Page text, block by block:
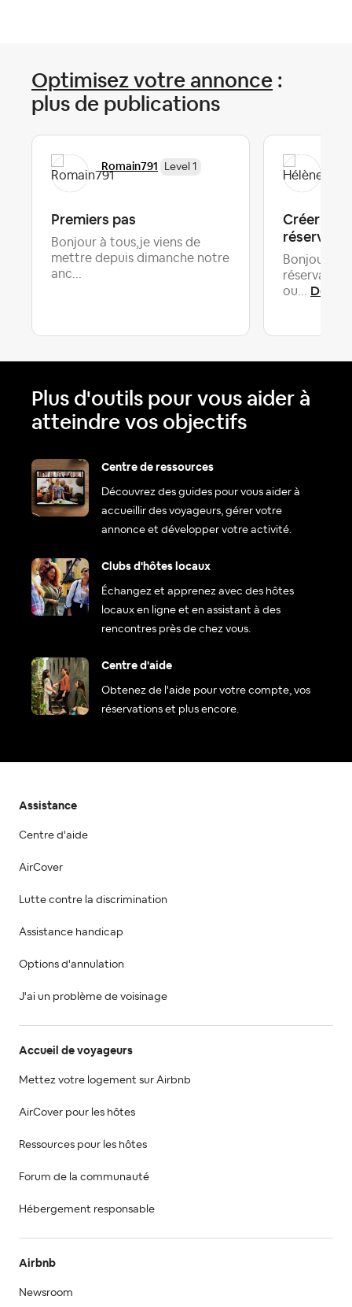
Optimisez votre annonce :
plus de publications
Romain791 Level 1
Premiers pas
Bonjour à tous,je viens de
mettre depuis dimanche notre
anc...
Créer des
Bonjour,Je
ou...
Plus d'outils pour vous aider à
atteindre vos objectifs
Centre de ressources
Découvrez des guides pour vous aider à
accueillir des voyageurs, gérer votre
annonce et développer votre activité.
Clubs d'hôtes locaux
Échangez et apprenez avec des hôtes
locaux en ligne et en assistant à des
rencontres près de chez vous.
Centre d'aide
Obtenez de l'aide pour votre compte, vos
réservations et plus encore.
Assistance
Centre d'aide
AirCover
Lutte contre la discrimination
Assistance handicap
Options d'annulation
J'ai un problème de voisinage
Accueil de voyageurs
Mettez votre logement sur Airbnb
AirCover pour les hôtes
Ressources pour les hôtes
Forum de la communauté
Hébergement responsable
Airbnb
Newsroom